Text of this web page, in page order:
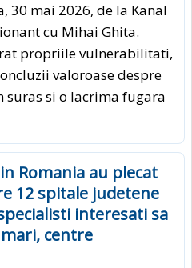
30 mai 2026, de la Kanal
cu Mihai Ghita.
propriile vulnerabilitati,
valoroase despre
suras si o lacrima fugara
Romania au plecat
12 spitale judetene
interesati sa
centre